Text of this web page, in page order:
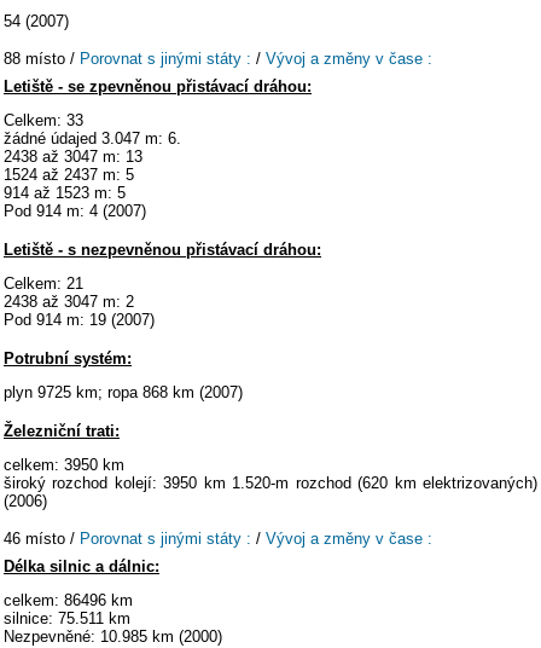
54 (2007)
88 místo / Porovnat s jinými státy : / Vývoj a změny v čase :
Letiště - se zpevněnou přistávací dráhou:
Celkem: 33
žádné údajed 3.047 m: 6.
2438 až 3047 m: 13
1524 až 2437 m: 5
914 až 1523 m: 5
Pod 914 m: 4 (2007)
Letiště - s nezpevněnou přistávací dráhou:
Celkem: 21
2438 až 3047 m: 2
Pod 914 m: 19 (2007)
Potrubní systém:
plyn 9725 km; ropa 868 km (2007)
Železniční trati:
celkem: 3950 km
široký rozchod kolejí: 3950 km 1.520-m rozchod (620 km elektrizovaných)
(2006)
46 místo / Porovnat s jinými státy : / Vývoj a změny v čase :
Délka silnic a dálnic:
celkem: 86496 km
silnice: 75.511 km
Nezpevněné: 10.985 km (2000)